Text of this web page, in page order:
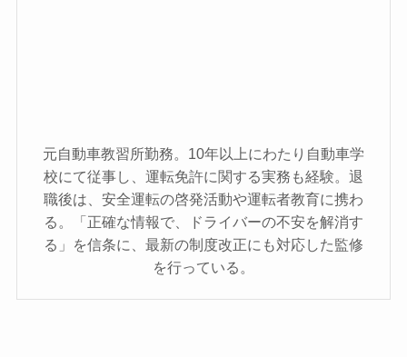
元自動車教習所勤務。10年以上にわたり自動車学
校にて従事し、運転免許に関する実務も経験。退
職後は、安全運転の啓発活動や運転者教育に携わ
る。「正確な情報で、ドライバーの不安を解消す
る」を信条に、最新の制度改正にも対応した監修
を行っている。